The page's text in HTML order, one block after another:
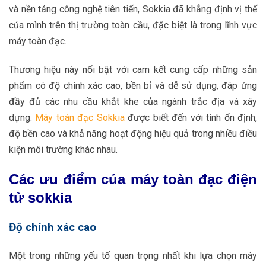
và nền tảng công nghệ tiên tiến, Sokkia đã khẳng định vị thế
của mình trên thị trường toàn cầu, đặc biệt là trong lĩnh vực
máy toàn đạc.
Thương hiệu này nổi bật với cam kết cung cấp những sản
phẩm có độ chính xác cao, bền bỉ và dễ sử dụng, đáp ứng
đầy đủ các nhu cầu khắt khe của ngành trắc địa và xây
dựng. Máy toàn đạc Sokkiađược biết đến với tính ổn định,
độ bền cao và khả năng hoạt động hiệu quả trong nhiều điều
kiện môi trường khác nhau.
Các ưu điểm của máy toàn đạc điện
tử sokkia
Độ chính xác cao
Một trong những yếu tố quan trọng nhất khi lựa chọn máy